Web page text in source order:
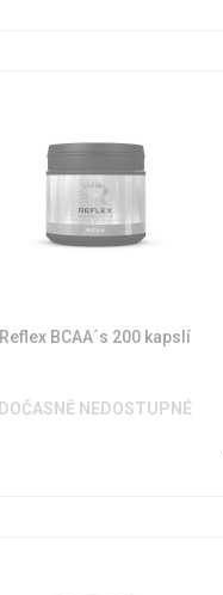
Reflex BCAA´s 200 kapslí
DOČASNĚ NEDOSTUPNÉ